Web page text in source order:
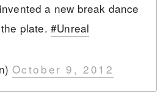
a new break dance
plate.#Unreal
October 9, 2012